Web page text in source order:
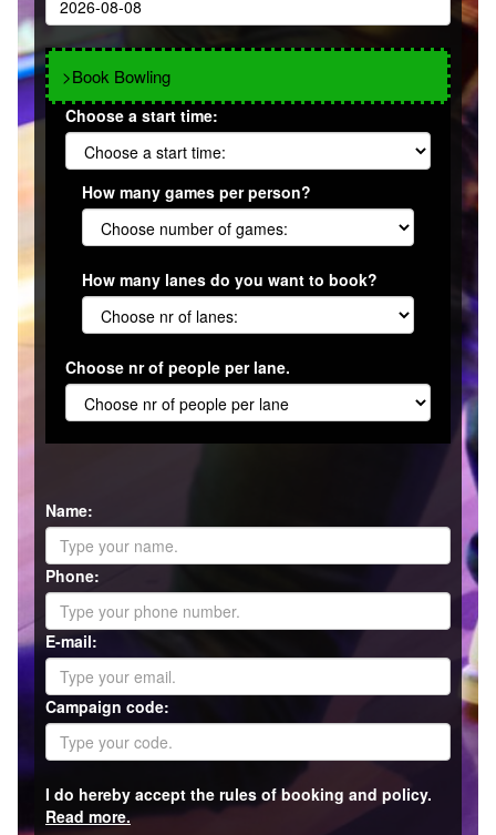
>Book Bowling
Choose a start time:
How many games per person?
How many lanes do you want to book?
Choose nr of people per lane.
Name:
Phone:
E-mail:
Campaign code:
I do hereby accept the rules of booking and policy.
Read more.